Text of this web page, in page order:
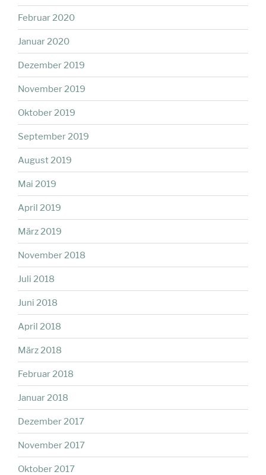
Februar 2020
Januar 2020
Dezember 2019
November 2019
Oktober 2019
September 2019
August 2019
Mai 2019
April 2019
März 2019
November 2018
Juli 2018
Juni 2018
April 2018
März 2018
Februar 2018
Januar 2018
Dezember 2017
November 2017
Oktober 2017